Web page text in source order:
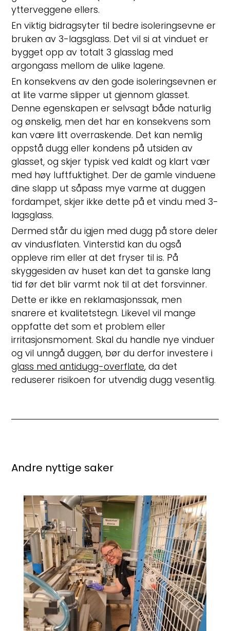
ytterveggene ellers.
En viktig bidragsyter til bedre isoleringsevne er
bruken av 3-lagsglass. Det vil si at vinduet er
bygget opp av totalt 3 glasslag med
argongass mellom de ulike lagene.
En konsekvens av den gode isoleringsevnen er
at lite varme slipper ut gjennom glasset.
Denne egenskapen er selvsagt både naturlig
og ønskelig, men det har en konsekvens som
kan være litt overraskende. Det kan nemlig
oppstå dugg eller kondens på utsiden av
glasset, og skjer typisk ved kaldt og klart vær
med høy luftfuktighet. Der de gamle vinduene
dine slapp ut såpass mye varme at duggen
fordampet, skjer ikke dette på et vindu med 3-
lagsglass.
Dermed står du igjen med dugg på store deler
av vindusflaten. Vinterstid kan du også
oppleve rim eller at det fryser til is. På
skyggesiden av huset kan det ta ganske lang
tid før det blir varmt nok til at det forsvinner.
Dette er ikke en reklamasjonssak, men
snarere et kvalitetstegn. Likevel vil mange
oppfatte det som et problem eller
irritasjonsmoment. Skal du handle nye vinduer
og vil unngå duggen, bør du derfor investere i
glass med antidugg-overflate, da det
reduserer risikoen for utvendig dugg vesentlig.
Andre nyttige saker